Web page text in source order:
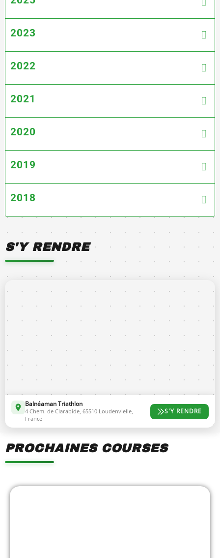
Site :www.balneamantriathlon.fr
2023
2022
2021
2020
2019
2018
S'Y RENDRE
Balnéaman Triathlon
4 Chem. de Clarabide, 65510 Loudenvielle,
France
S'Y RENDRE
PROCHAINES COURSES
Showing